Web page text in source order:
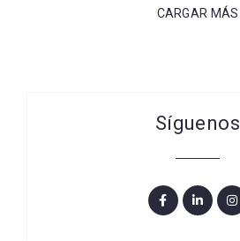
CARGAR MÁS
Síguenos